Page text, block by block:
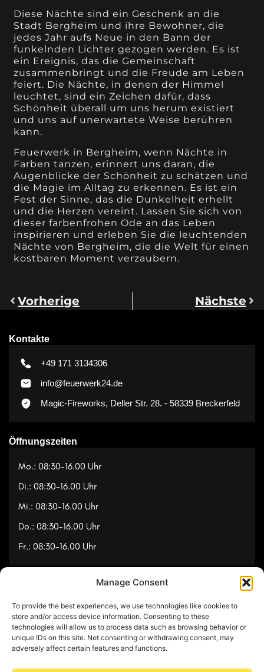
Manage Consent
To provide the best experiences, we use technologies like cookies to
store and/or access device information. Consenting to these
technologies will allow us to process data such as browsing behavior or
unique IDs on this site. Not consenting or withdrawing consent, may
adversely affect certain features and functions.
Diese Nächte sind ein Geschenk an die
Stadt Bergheim und ihre Bewohner, die
jedes Jahr aufs Neue in den Bann der
funkelnden Lichter gezogen werden. Es ist
ein Ereignis, das die Gemeinschaft
zusammenbringt und die Freude am Leben
feiert. Die Nächte, in denen der Himmel
leuchtet, sind ein Zeichen dafür, dass
Schönheit überall um uns herum existiert
und uns auf unerwartete Weise berühren
kann.
Feuerwerk in Bergheim, wenn Nächte in
Farben tanzen, erinnert uns daran, die
Augenblicke der Schönheit zu schätzen und
die Magie im Alltag zu erkennen. Es ist ein
Fest der Sinne, das die Dunkelheit erhellt
und die Herzen vereint. Lassen Sie sich von
dieser farbenfrohen Ode an das Leben
inspirieren und erleben Sie die leuchtenden
Nächte von Bergheim, die die Welt für einen
kostbaren Moment verzaubern.
Vorherige Nächste
Kontakte
+49 171 3134306
info@feuerwerk24.de
Magic-Fireworks, Deller Str. 28. - 58339 Breckerfeld
Öffnungszeiten
Mo.: 08:30-16.00 Uhr
Di.: 08:30-16.00 Uhr
Mi.: 08:30-16.00 Uhr
Do.: 08:30-16.00 Uhr
Fr.: 08:30-16.00 Uhr
Referenzen
Videos
Über uns
Kontakt